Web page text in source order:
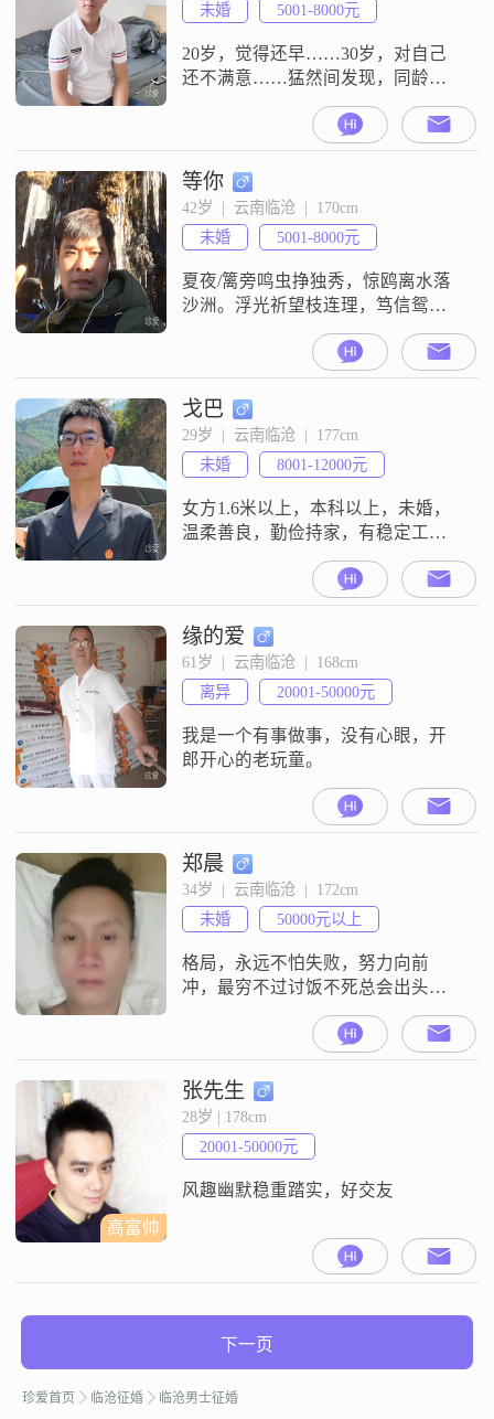
未婚
5001-8000元
20岁，觉得还早……30岁，对自己
还不满意……猛然间发现，同龄人
的孩子已经在打酱油，上小学，中
学…………弹指一挥间……时光匆
匆
等你
42岁  |  云南临沧  |  170cm
未婚
5001-8000元
夏夜/篱旁鸣虫挣独秀，惊鸥离水落
沙洲。浮光祈望枝连理，笃信鸳鸯
戈巴
29岁  |  云南临沧  |  177cm
未婚
8001-12000元
女方1.6米以上，本科以上，未婚，
温柔善良，勤俭持家，有稳定工作
缘的爱
61岁  |  云南临沧  |  168cm
离异
20001-50000元
我是一个有事做事，没有心眼，开
郎开心的老玩童。
郑晨
34岁  |  云南临沧  |  172cm
未婚
50000元以上
格局，永远不怕失败，努力向前
冲，最穷不过讨饭不死总会出头干
高富帅
张先生
28岁 | 178cm
20001-50000元
风趣幽默稳重踏实，好交友
下一页
珍爱首页 临沧征婚 临沧男士征婚